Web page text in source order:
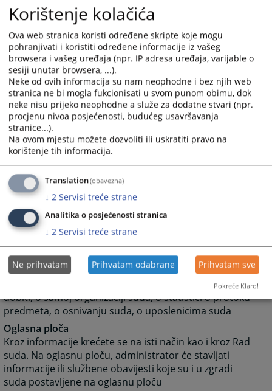
predsjednika suda kao izraz dobrodošlice i želje za što
boljom međusobnom komunikacijom.
Grupa Najava događaja predstavlja najavu budućih
događanja važnih za sud sa datumom događanja.
Grupa često postavljana pitanja prikazuje pitanja i
odgovore koji su najčešće postavljana sudu, a vezana
su za rad suda ili druge aktivnosti vezane za sam sud.
Grupa Raspored suđenja prikazuje detaljne informacije
o suđenjima u sudu za određeni vremenski period.
Grupa Vijesti iz pravosuđa obuhvata informacije koje
su vezane za pravosuđe BiH u cjelini.
Unutar svih grupa starije novosti i informacije osim
onih koje su na naslovnici nisu zbrisane. Klikom na riječ
“više” prebaciti će vas arhivu aktuelnosti ili drugih
informacija.
Rad suda
Klikom na Rad suda otvoriti će vam se web stranicama
sa svim novostima (arhivom) koje su vezane za rad
suda.
Klikom na neku od kategorija možete dobiti
informacije: o dokumentima koje na sudu možete
dobiti, o samoj organizaciji suda, o statistici o protoku
predmeta, o osnivanju suda, o uposlenicima suda
Oglasna ploča
Kroz informacije krećete se na isti način kao i kroz Rad
suda. Na oglasnu ploču, administrator će stavljati
informacije ili službene obavijesti koje su i u zgradi
suda postavljene na oglasnu ploču
Korištenje kolačića
Ova web stranica koristi određene skripte koje mogu
pohranjivati i koristiti određene informacije iz vašeg
browsera i vašeg uređaja (npr. IP adresa uređaja, varijable o
sesiji unutar browsera, ...).
Neke od ovih informacija su nam neophodne i bez njih web
stranica ne bi mogla fukcionisati u svom punom obimu, dok
neke nisu prijeko neophodne a služe za dodatne stvari (npr.
procjenu nivoa posjećenosti, budućeg usavršavanja
stranice...).
Na ovom mjestu možete dozvoliti ili uskratiti pravo na
korištenje tih informacija.
Translation(obavezna)
↓ 2 Servisi treće strane
Analitika o posjećenosti stranica
↓ 2 Servisi treće strane
Ne prihvatam Prihvatam odabrane Prihvatam sve
Pokreće Klaro!